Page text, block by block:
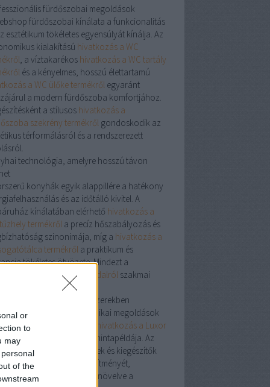
or
to
may
of the
fürdőszobai megoldások
fürdőszobai kínálata a funkcionalitás
esztétikum tökéletes egyensúlyát kínálja. Az
kialakítású hivatkozás a WC
, a víztakarékos hivatkozás a WC tartály
és a kényelmes, hosszú élettartamú
a WC ülőke termékről egyaránt
a modern fürdőszoba komfortjához.
a stílusos hivatkozás a
szekrény termékről gondoskodik az
térformálásról és a rendszerezett
technológia, amelyre hosszú távon
konyhák egyik alappillére a hatékony
és az időtálló kivitel. A
kínálatában elérhető hivatkozás a
termékről a precíz hőszabályozás és
szinonimája, míg a hivatkozás a
termékről a praktikum és
tökéletes ötvözete. Mindezt a
a szerelvénybolt oldalról szakmai
egészíti ki.
precizitás a fűtési rendszerekben
fűtéstechnikai megoldások
elkötelezettek számára a
hivatkozás a Luxor
a precíz hőelosztás mintapéldája. Az
kialakítású osztótestek és kiegészítők
a rendszer teljesítményét,
a veszteségeket és növelve a